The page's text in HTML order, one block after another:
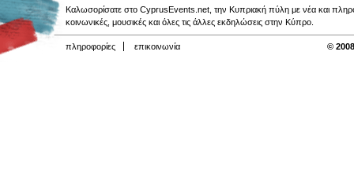
Καλωσορίσατε στο CyprusEvents.net, την Κυπριακή πύλη με νέα και
κοινωνικές, μουσικές και όλες τις άλλες εκδηλώσεις στην Κύπρο.
πληροφορίες επικοινωνία ©